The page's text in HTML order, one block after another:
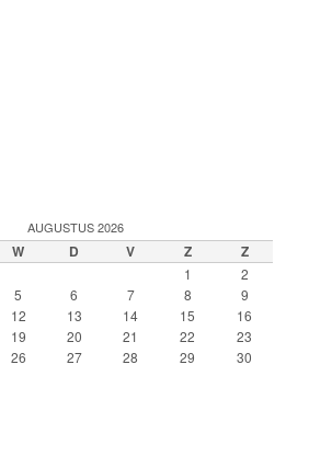
AUGUSTUS 2026
W D V Z Z
1
2
5 6 7 8
9
12 13 14 15
16
19 20 21 22
23
26 27 28 29
30